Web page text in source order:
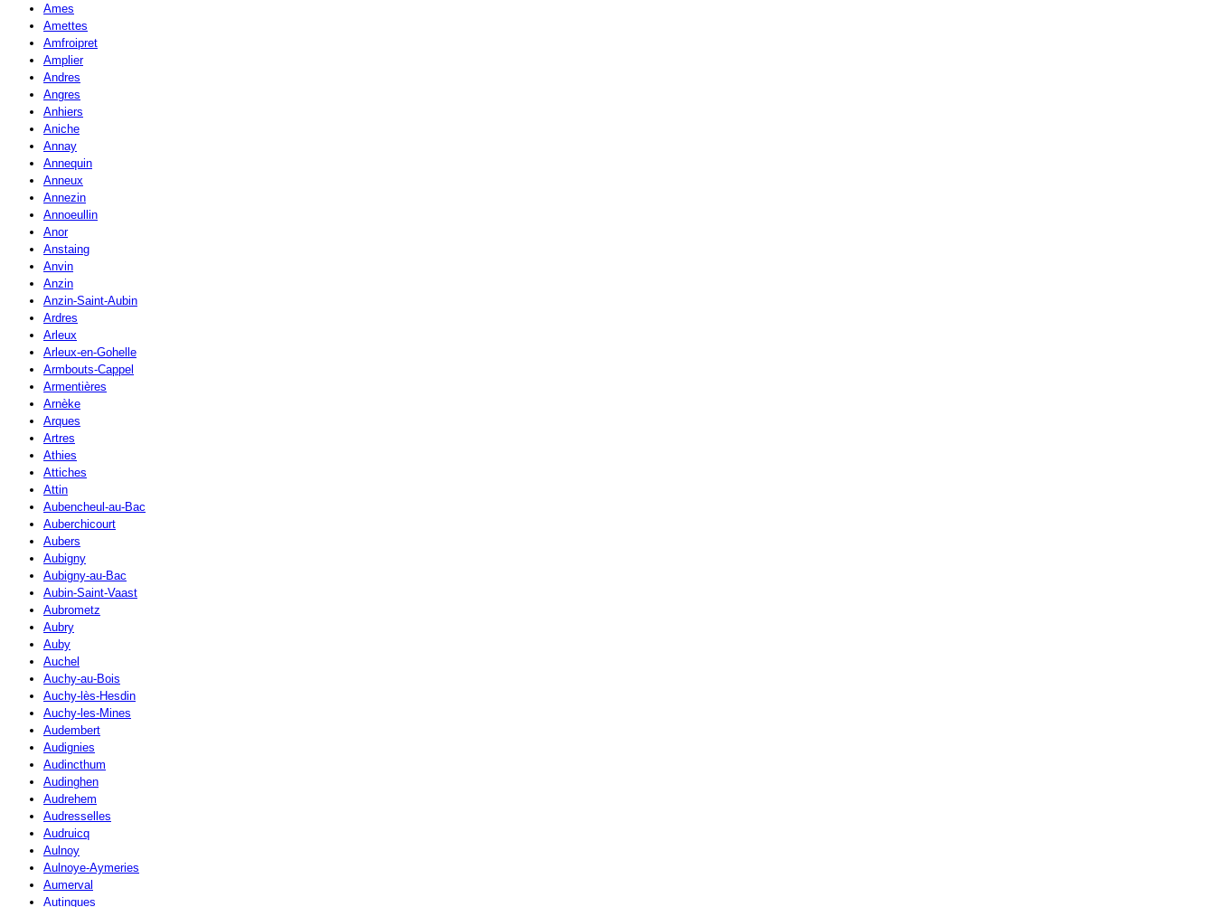
Ames
Amettes
Amfroipret
Amplier
Andres
Angres
Anhiers
Aniche
Annay
Annequin
Anneux
Annezin
Annoeullin
Anor
Anstaing
Anvin
Anzin
Anzin-Saint-Aubin
Ardres
Arleux
Arleux-en-Gohelle
Armbouts-Cappel
Armentières
Arnèke
Arques
Artres
Athies
Attiches
Attin
Aubencheul-au-Bac
Auberchicourt
Aubers
Aubigny
Aubigny-au-Bac
Aubin-Saint-Vaast
Aubrometz
Aubry
Auby
Auchel
Auchy-au-Bois
Auchy-lès-Hesdin
Auchy-les-Mines
Audembert
Audignies
Audincthum
Audinghen
Audrehem
Audresselles
Audruicq
Aulnoy
Aulnoye-Aymeries
Aumerval
Autingues